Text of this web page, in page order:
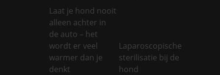
Laat je hond nooit
alleen achter in
de auto – het
wordt er veel
warmer dan je
denkt
Laparoscopische
sterilisatie bij de
hond